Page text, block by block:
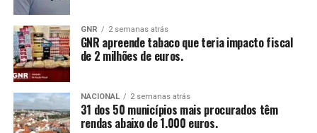
GNR 2 semanas atrás
GNR apreende tabaco que teria impacto fiscal
de 2 milhões de euros.
NACIONAL 2 semanas atrás
31 dos 50 municípios mais procurados têm
rendas abaixo de 1.000 euros.